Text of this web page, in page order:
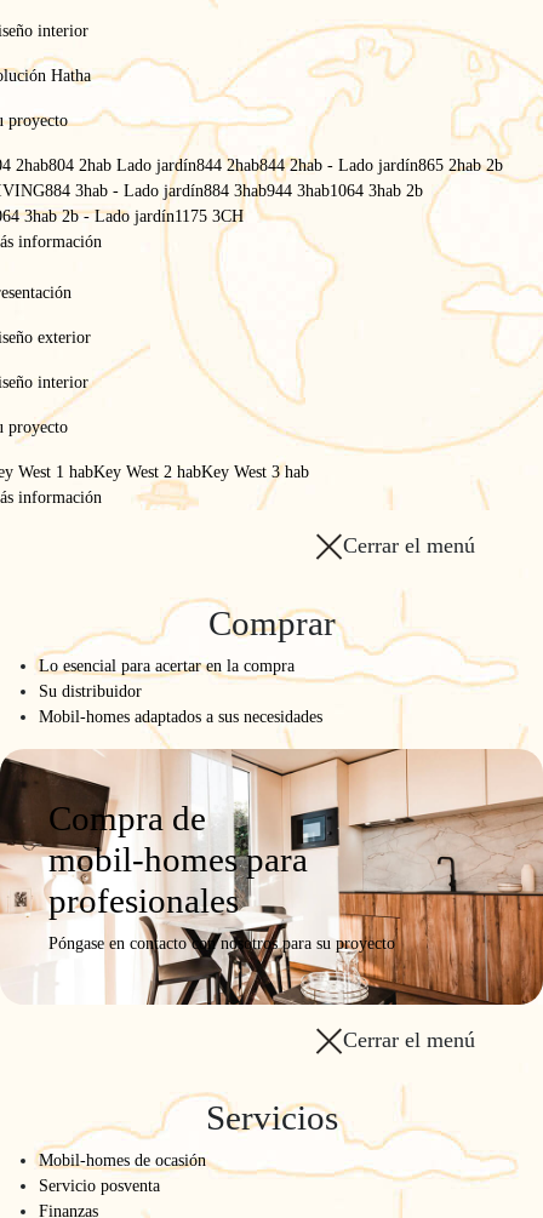
interior
Hatha
proyecto
2hab804 2hab Lado jardín844 2hab844 2hab - Lado jardín865 2hab 2b
884 3hab - Lado jardín884 3hab944 3hab1064 3hab 2b
3hab 2b - Lado jardín1175 3CH
información
exterior
interior
proyecto
West 1 habKey West 2 habKey West 3 hab
información
Cerrar el menú
Comprar
Lo esencial para acertar en la compra
Su distribuidor
Mobil-homes adaptados a sus necesidades
Compra de
mobil-homes para
profesionales
Póngase en contacto con nosotros para su proyecto
Cerrar el menú
Servicios
Mobil-homes de ocasión
Servicio posventa
Finanzas
Politica mdedioambiental
Ecorresponsable
Materiales sostenibles en el
corazón de la construcción
ecológica de autocaravanas